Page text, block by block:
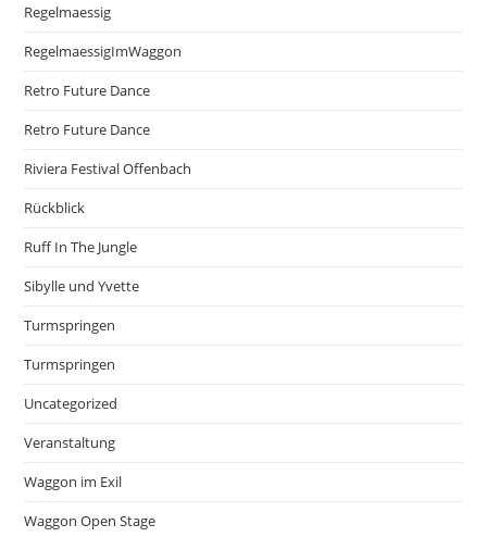
Regelmaessig
RegelmaessigImWaggon
Retro Future Dance
Retro Future Dance
Riviera Festival Offenbach
Rückblick
Ruff In The Jungle
Sibylle und Yvette
Turmspringen
Turmspringen
Uncategorized
Veranstaltung
Waggon im Exil
Waggon Open Stage